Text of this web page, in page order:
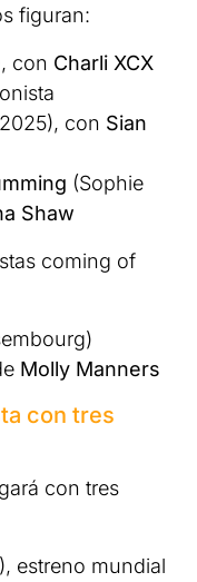
figuran:
con Charli XCX
con Sian
(Sophie
Shaw
coming of
Molly Manners
con tres
con tres
estreno mundial